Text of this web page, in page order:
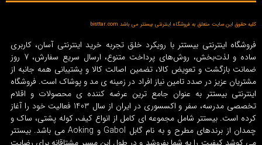
کلیه حقوق این سایت متعلق به فروشگاه اینترنتی بیستتر می باشد bisttar.com
فروشگاه اینترنتی بیستتر با رویکرد خلق تجربه خرید اینترنتی آسان، کاربری
ساده و لذت‌بخش، روش‌های پرداخت متنوع، ارسال سریع سفارش، 7 روز
ضمانت بازگشت و تعویض کالا، تضمین اصالت کالا و پشتیبانی همه جانبه از
مشتریان عزیز در صدد تامین نیاز افراد در زمینه‌ ی مد و پوشاک است. فروشگاه
اینترنتی بیستتر به عنوان جامع ترین عرضه کننده ی محصولات و اقلام
تخصصی مدرسه، سفر و اکسسوری در ایران از سال 1403 فعالیت خود را آغاز
کرده است. بیستتر شامل مجموعه ای کامل از انواع کیف، کوله پشتی، ساک و
چمدان از برندهای مطرح و به نام گابل Gabol و Aoking می باشد. بیستتر